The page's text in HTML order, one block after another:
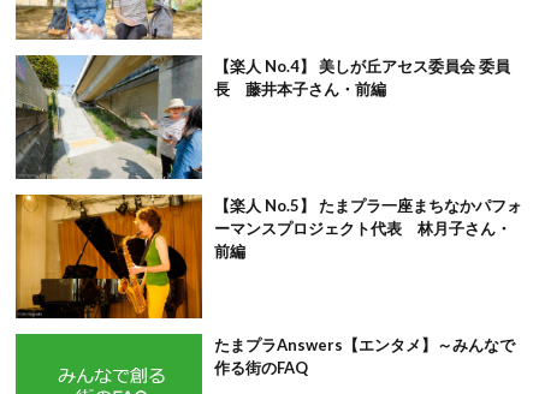
【楽人 No.4】 美しが丘アセス委員会 委員
長 藤井本子さん・前編
【楽人 No.5】 たまプラ一座まちなかパフォ
ーマンスプロジェクト代表 林月子さん・
前編
たまプラAnswers【エンタメ】～みんなで
作る街のFAQ